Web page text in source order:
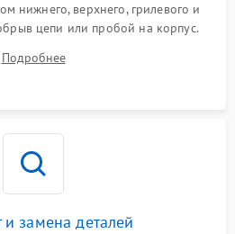
нижнего, верхнего, грилевого и
цепи или пробой на корпус.
датчиков температуры,
и мотора конвекции.
Подробнее
и замена деталей